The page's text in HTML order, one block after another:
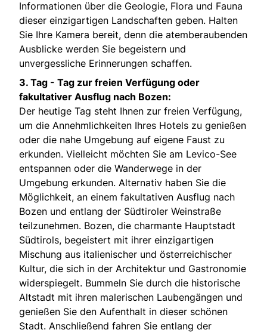
Informationen über die Geologie, Flora und Fauna
dieser einzigartigen Landschaften geben. Halten
Sie Ihre Kamera bereit, denn die atemberaubenden
Ausblicke werden Sie begeistern und
unvergessliche Erinnerungen schaffen.
3. Tag - Tag zur freien Verfügung oder
fakultativer Ausflug nach Bozen:
Der heutige Tag steht Ihnen zur freien Verfügung,
um die Annehmlichkeiten Ihres Hotels zu genießen
oder die nahe Umgebung auf eigene Faust zu
erkunden. Vielleicht möchten Sie am Levico-See
entspannen oder die Wanderwege in der
Umgebung erkunden. Alternativ haben Sie die
Möglichkeit, an einem fakultativen Ausflug nach
Bozen und entlang der Südtiroler Weinstraße
teilzunehmen. Bozen, die charmante Hauptstadt
Südtirols, begeistert mit ihrer einzigartigen
Mischung aus italienischer und österreichischer
Kultur, die sich in der Architektur und Gastronomie
widerspiegelt. Bummeln Sie durch die historische
Altstadt mit ihren malerischen Laubengängen und
genießen Sie den Aufenthalt in dieser schönen
Stadt. Anschließend fahren Sie entlang der